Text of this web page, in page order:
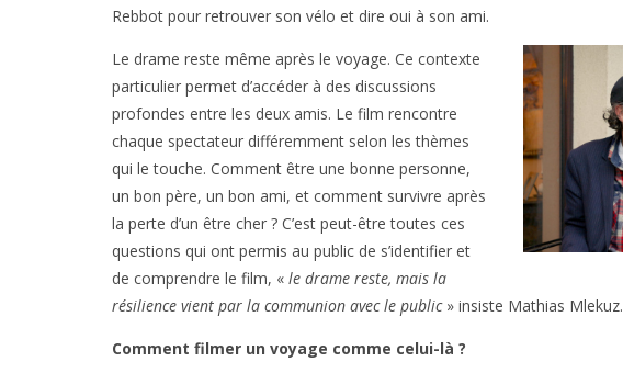
Rebbot pour retrouver son vélo et dire oui à son ami.
Le drame reste même après le voyage. Ce contexte
particulier permet d’accéder à des discussions
profondes entre les deux amis. Le film rencontre
chaque spectateur différemment selon les thèmes
qui le touche. Comment être une bonne personne,
un bon père, un bon ami, et comment survivre après
la perte d’un être cher ? C’est peut-être toutes ces
questions qui ont permis au public de s’identifier et
de comprendre le film, « le drame reste, mais la
résilience vient par la communion avec le public » insiste Mathias Mlekuz.
Comment filmer un voyage comme celui-là ?